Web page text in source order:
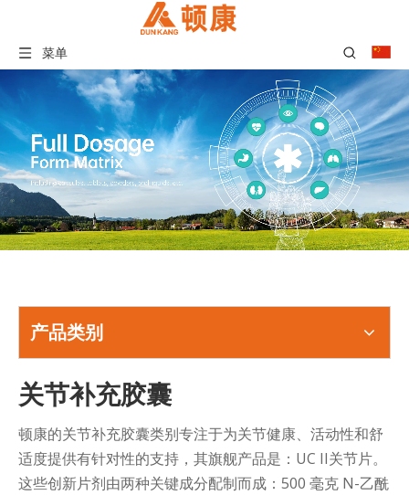
菜单
产品类别
关节补充胶囊
顿康的关节补充胶囊类别专注于为关节健康、活动性和舒
适度提供有针对性的支持，其旗舰产品是：UC II关节片。
这些创新片剂由两种关键成分配制而成：500 毫克 N-乙酰